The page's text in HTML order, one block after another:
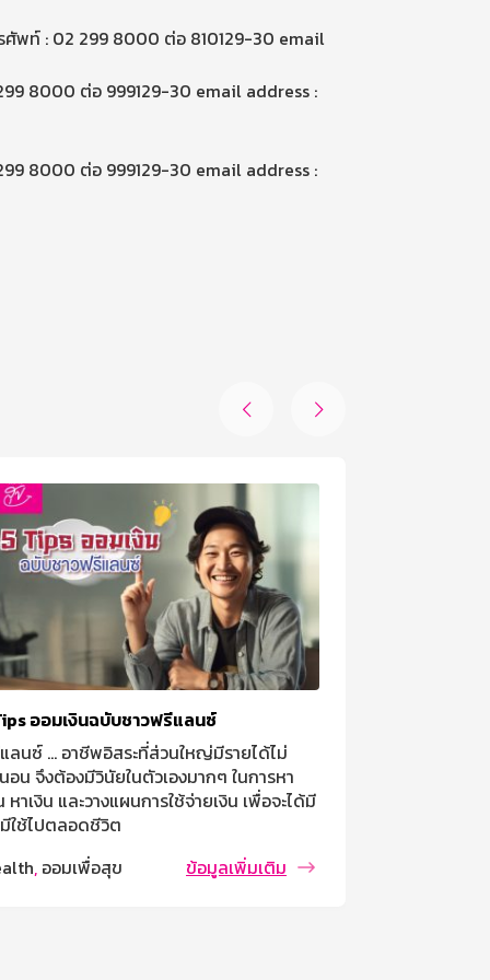
พท์ : 02 299 8000 ต่อ 810129-30 email
8000 ต่อ 999129-30 email address :
8000 ต่อ 999129-30 email address :
ออมเงินฉบับชาวฟรีแลนซ์
ลนซ์ … อาชีพอิสระที่ส่วนใหญ่มีรายได้ไม่
อน จึงต้องมีวินัยในตัวเองมากๆ ในการหา
หาเงิน และวางแผนการใช้จ่ายเงิน เพื่อจะได้มี
ใช้ไปตลอดชีวิต
, ออมเพื่อสุข ข้อมูลเพิ่มเติม
 